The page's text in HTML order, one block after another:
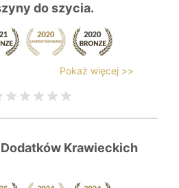
do szycia.
Pokaż więcej >>
Krawieckich